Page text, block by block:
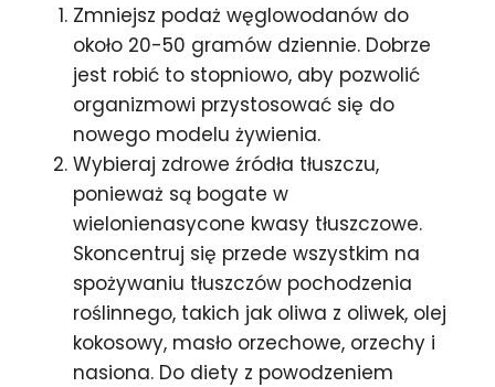
Zmniejsz podaż węglowodanów do
około 20-50 gramów dziennie. Dobrze
jest robić to stopniowo, aby pozwolić
organizmowi przystosować się do
nowego modelu żywienia.
Wybieraj zdrowe źródła tłuszczu,
ponieważ są bogate w
wielonienasycone kwasy tłuszczowe.
Skoncentruj się przede wszystkim na
spożywaniu tłuszczów pochodzenia
roślinnego, takich jak oliwa z oliwek, olej
kokosowy, masło orzechowe, orzechy i
nasiona. Do diety z powodzeniem